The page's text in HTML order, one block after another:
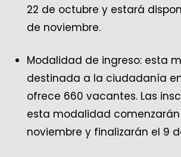
22 de octubre y estará
de noviembre.
Modalidad de ingreso: esta
destinada a la ciudadanía
ofrece 660 vacantes. Las
esta modalidad comenzarán
noviembre y finalizarán el 9